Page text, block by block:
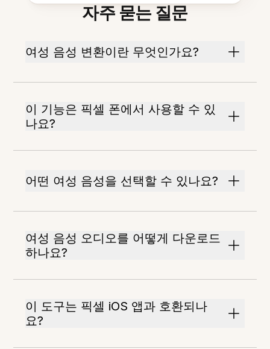
자주 묻는 질문
여성 음성 변환이란 무엇인가요?
이 기능은 픽셀 폰에서 사용할 수 있
나요?
어떤 여성 음성을 선택할 수 있나요?
여성 음성 오디오를 어떻게 다운로드
하나요?
이 도구는 픽셀 iOS 앱과 호환되나
요?